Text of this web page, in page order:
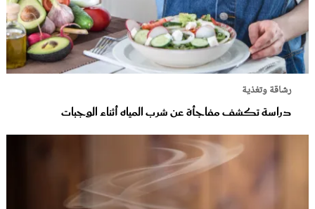
رشاقة وتغذية
دراسة تكشف مفاجأة عن شرب المياه أثناء الوجبات